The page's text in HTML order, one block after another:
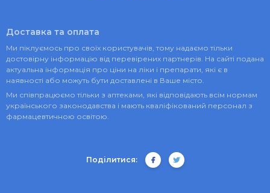
Доставка та оплата
Ми піклуємось про своїх користувачів, тому надаємо тільки
достовірну інформацію від перевірених партнерів. На сайті подана
актуальна інформація про ціни на ліки і препарати, які є в
наявності або можуть бути доставлені в Ваше місто.
Ми співпрацюємо тільки з аптеками, які відповідають всім нормам
українського законодавства і мають кваліфікований персонал з
фармацевтичною освітою.
Поділитися: